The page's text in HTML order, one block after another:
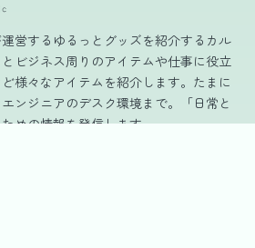
営するゆるっとグッズを紹介するカル
ビジネス周りのアイテムや仕事に役立
様々なアイテムを紹介します。たまに
ンジニアのデスク環境まで。「日常と
めの情報を発信します。